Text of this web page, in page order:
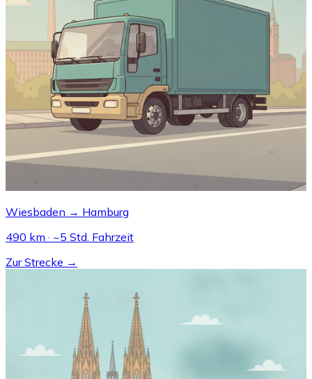
Wiesbaden → Hamburg
490 km · ~5 Std. Fahrzeit
Zur Strecke →